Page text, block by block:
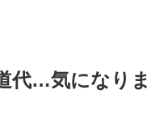
代…気になりま